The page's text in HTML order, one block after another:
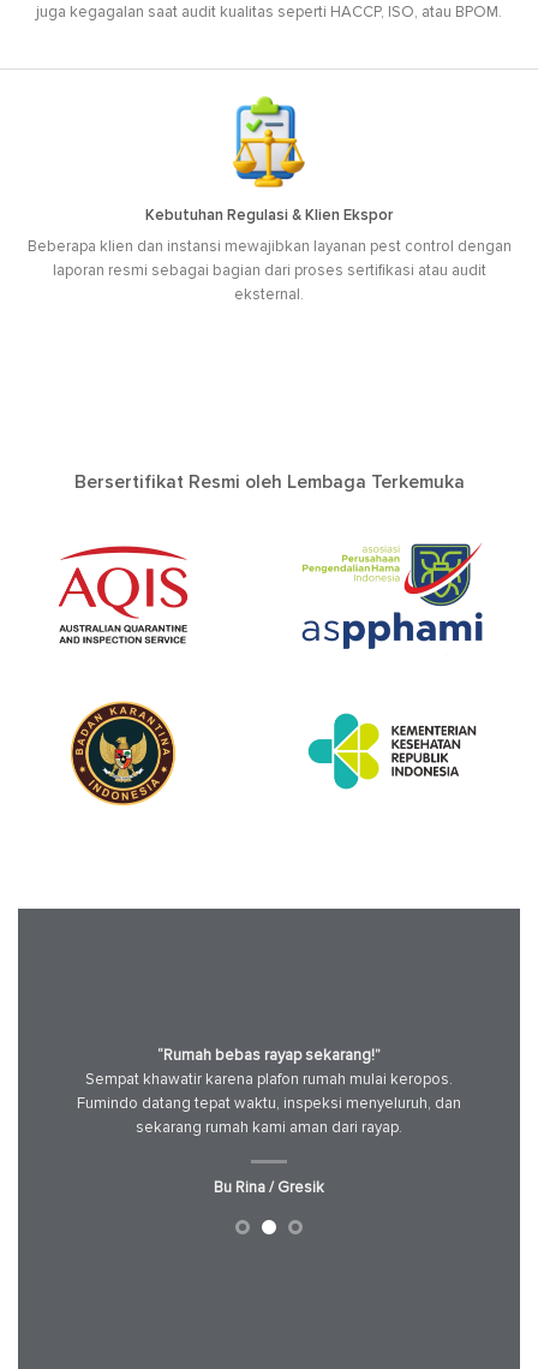
juga kegagalan saat audit kualitas seperti HACCP, ISO, atau BPOM.
Kebutuhan Regulasi & Klien Ekspor
Beberapa klien dan instansi mewajibkan layanan pest control dengan
laporan resmi sebagai bagian dari proses sertifikasi atau audit
eksternal.
Bersertifikat Resmi oleh Lembaga Terkemuka
“Rumah bebas rayap sekarang!”
Sempat khawatir karena plafon rumah mulai keropos.
Fumindo datang tepat waktu, inspeksi menyeluruh, dan
sekarang rumah kami aman dari rayap.
Bu Rina / Gresik